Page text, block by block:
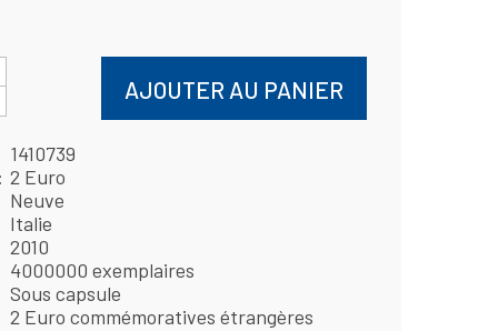
AJOUTER AU PANIER
1410739
2 Euro
Neuve
Italie
2010
4000000 exemplaires
Sous capsule
2 Euro commémoratives étrangères